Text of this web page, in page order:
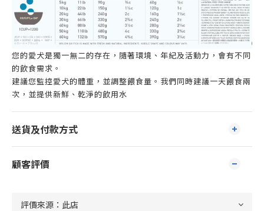
您的愛犬是獨一無二的存在，隨著環境、年紀及活動力，會有不同
的飲食需求。
建議您監控愛犬的體重，並調整餵食量。我們同時建議一天餵食兩
次，並提供新鮮、乾淨的飲用水
送貨及付款方式
顧客評價